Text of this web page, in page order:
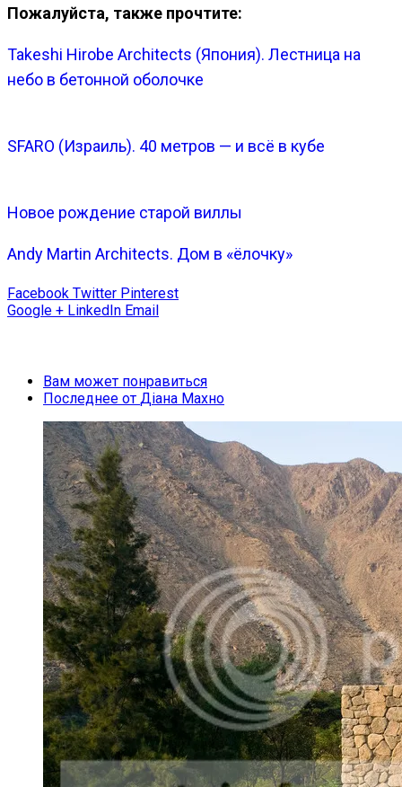
Пожалуйста, также прочтите:
Takeshi Hirobe Architects (Япония). Лестница на
небо в бетонной оболочке
SFARO (Израиль). 40 метров — и всё в кубе
Новое рождение старой виллы
Andy Martin Architects. Дом в «ёлочку»
Facebook Twitter Pinterest
Google + LinkedIn Email
Вам может понравиться
Последнее от Діана Махно